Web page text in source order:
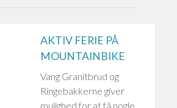
AKTIV FERIE PÅ
MOUNTAINBIKE
Vang Granitbrud og
Ringebakkerne giver
mulighed for at få nogle